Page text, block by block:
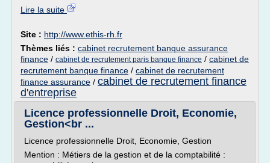
Lire la suite
Site : http://www.ethis-rh.fr
Thèmes liés : cabinet recrutement banque assurance
finance / cabinet de recrutement paris banque finance / cabinet de
recrutement banque finance / cabinet de recrutement
finance assurance / cabinet de recrutement finance
d'entreprise
Licence professionnelle Droit, Economie,
Gestion<br ...
Licence professionnelle Droit, Economie, Gestion
Mention : Métiers de la gestion et de la comptabilité :